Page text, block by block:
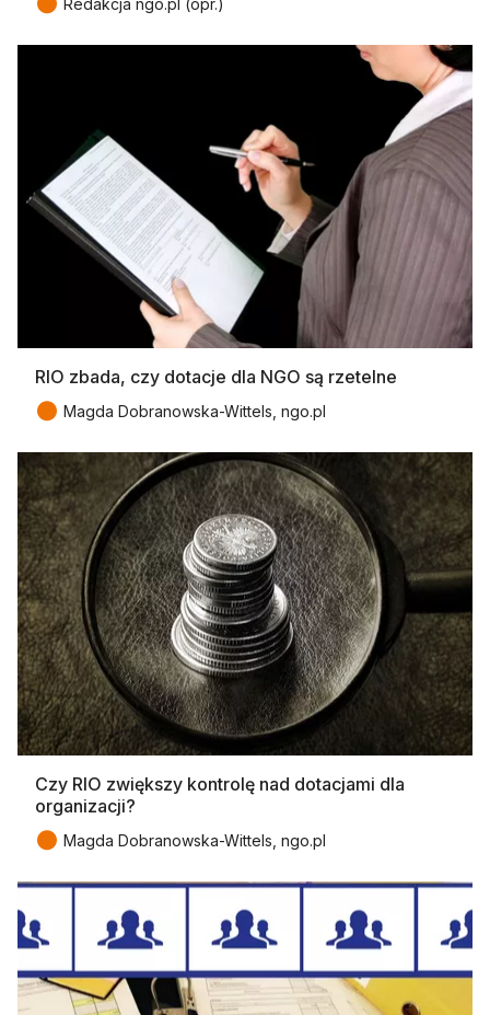
Redakcja ngo.pl (opr.)
RIO zbada, czy dotacje dla NGO są rzetelne
● Magda Dobranowska-Wittels, ngo.pl
Czy RIO zwiększy kontrolę nad dotacjami dla
organizacji?
● Magda Dobranowska-Wittels, ngo.pl